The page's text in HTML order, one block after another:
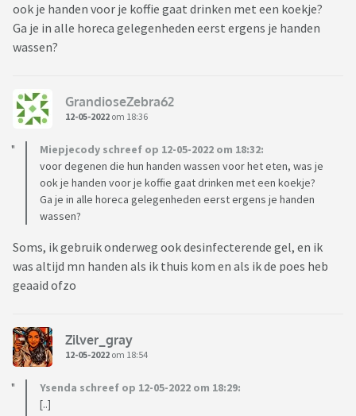
ook je handen voor je koffie gaat drinken met een koekje?
Ga je in alle horeca gelegenheden eerst ergens je handen
wassen?
GrandioseZebra62
12-05-2022 om 18:36
Miepjecody schreef op 12-05-2022 om 18:32:
voor degenen die hun handen wassen voor het eten, was je
ook je handen voor je koffie gaat drinken met een koekje?
Ga je in alle horeca gelegenheden eerst ergens je handen
wassen?
Soms, ik gebruik onderweg ook desinfecterende gel, en ik
was altijd mn handen als ik thuis kom en als ik de poes heb
geaaid ofzo
Zilver_gray
12-05-2022 om 18:54
Ysenda schreef op 12-05-2022 om 18:29:
[..]